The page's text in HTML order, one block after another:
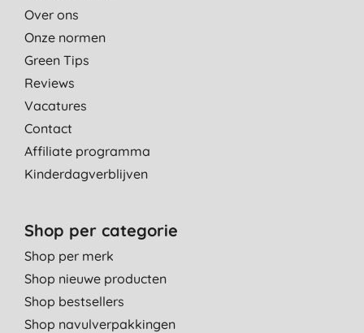
Over ons
Onze normen
Green Tips
Reviews
Vacatures
Contact
Affiliate programma
Kinderdagverblijven
Shop per categorie
Shop per merk
Shop nieuwe producten
Shop bestsellers
Shop navulverpakkingen